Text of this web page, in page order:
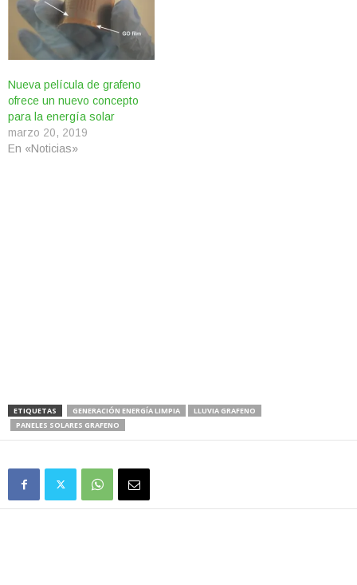
Nueva película de grafeno
ofrece un nuevo concepto
para la energía solar
marzo 20, 2019
En «Noticias»
ETIQUETAS GENERACIÓN ENERGÍA LIMPIA
LLUVIA GRAFENO
PANELES SOLARES GRAFENO